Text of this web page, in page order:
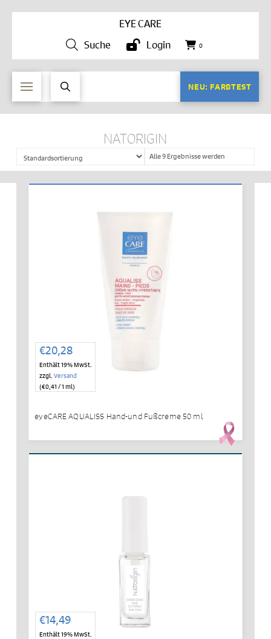
EYE CARE
Suche
Login 0
NEU: FARBTEST
NATORIGIN
Alle 9 Ergebnisse werden
angezeigt
€20,28
Enthält 19% MwSt.
zzgl. Versand
(€0,41 / 1 ml)
IN DEN WARENKORB
eyeCARE AQUALISS Hand-und Fußcreme 50 ml
€14,49
Enthält 19% MwSt.